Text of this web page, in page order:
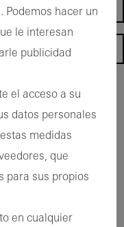
Photovoltaics
Podemos hacer un
le interesan
publicidad
el acceso a su
datos personales
medidas
que
para sus propios
en cualquier